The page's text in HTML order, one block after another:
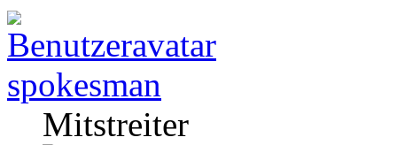
spokesman
Mitstreiter